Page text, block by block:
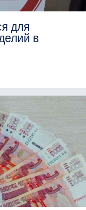
для
в